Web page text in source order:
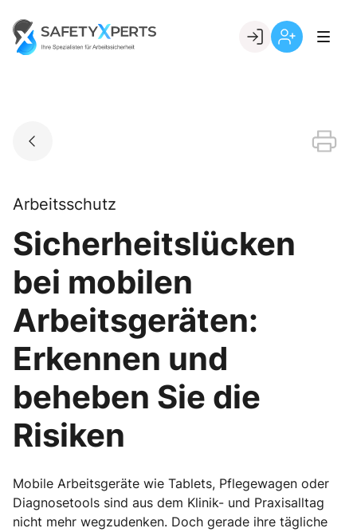
content
Go to landing page.
Arbeitsschutz
Sicherheitslücken
bei mobilen
Arbeitsgeräten:
Erkennen und
beheben Sie die
Risiken
Mobile Arbeitsgeräte wie Tablets, Pflegewagen oder
Diagnosetools sind aus dem Klinik- und Praxisalltag
nicht mehr wegzudenken. Doch gerade ihre tägliche